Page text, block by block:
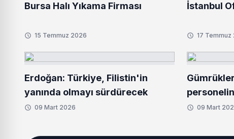
Bursa Halı Yıkama Firması
15 Temmuz 2026
İstanbul
17 Temmuz
Erdoğan: Türkiye, Filistin'in
yanında olmayı sürdürecek
09 Mart 2026 09 Mart